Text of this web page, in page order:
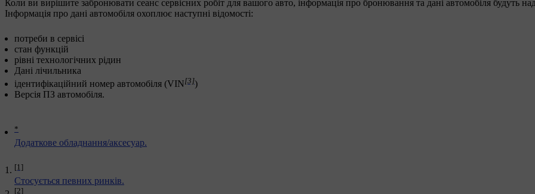
Коли ви вирішите забронювати сеанс сервісних робіт для вашого авто, інформація про бронювання та дані автомобіля будуть
Інформація про дані автомобіля охоплює наступні відомості:
потреби в сервісі
стан функцій
рівні технологічних рідин
Дані лічильника
ідентифікаційний номер автомобіля (VIN[3])
Версія ПЗ автомобіля.
*
Додаткове обладнання/аксесуар.
[1]
Стосується певних ринків.
[2]